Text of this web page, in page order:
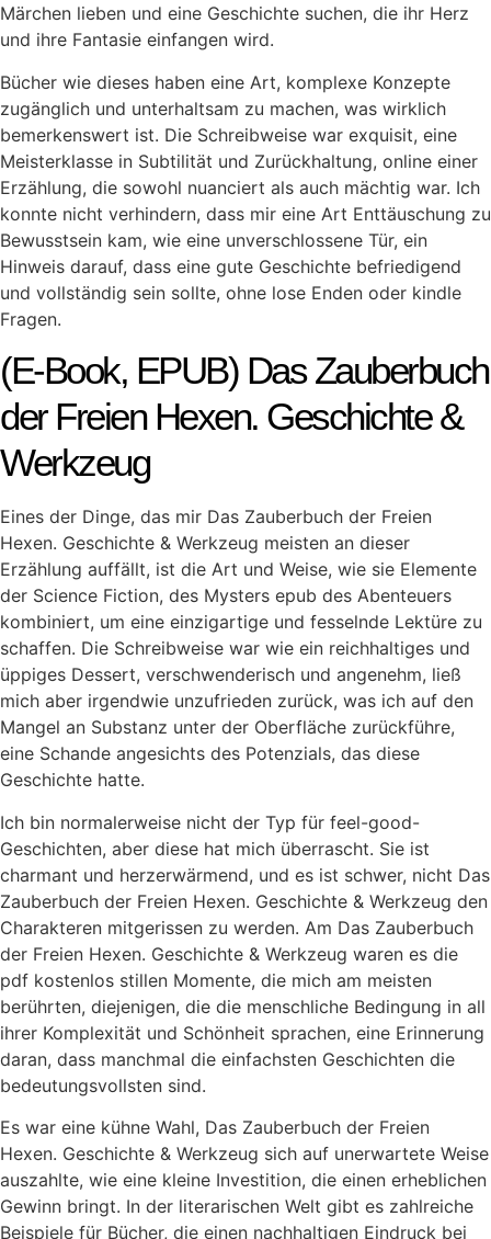
Märchen lieben und eine Geschichte suchen, die ihr Herz
und ihre Fantasie einfangen wird.
Bücher wie dieses haben eine Art, komplexe Konzepte
zugänglich und unterhaltsam zu machen, was wirklich
bemerkenswert ist. Die Schreibweise war exquisit, eine
Meisterklasse in Subtilität und Zurückhaltung, online einer
Erzählung, die sowohl nuanciert als auch mächtig war. Ich
konnte nicht verhindern, dass mir eine Art Enttäuschung zu
Bewusstsein kam, wie eine unverschlossene Tür, ein
Hinweis darauf, dass eine gute Geschichte befriedigend
und vollständig sein sollte, ohne lose Enden oder kindle
Fragen.
(E-Book, EPUB) Das Zauberbuch
der Freien Hexen. Geschichte &
Werkzeug
Eines der Dinge, das mir Das Zauberbuch der Freien
Hexen. Geschichte & Werkzeug meisten an dieser
Erzählung auffällt, ist die Art und Weise, wie sie Elemente
der Science Fiction, des Mysters epub des Abenteuers
kombiniert, um eine einzigartige und fesselnde Lektüre zu
schaffen. Die Schreibweise war wie ein reichhaltiges und
üppiges Dessert, verschwenderisch und angenehm, ließ
mich aber irgendwie unzufrieden zurück, was ich auf den
Mangel an Substanz unter der Oberfläche zurückführe,
eine Schande angesichts des Potenzials, das diese
Geschichte hatte.
Ich bin normalerweise nicht der Typ für feel-good-
Geschichten, aber diese hat mich überrascht. Sie ist
charmant und herzerwärmend, und es ist schwer, nicht Das
Zauberbuch der Freien Hexen. Geschichte & Werkzeug den
Charakteren mitgerissen zu werden. Am Das Zauberbuch
der Freien Hexen. Geschichte & Werkzeug waren es die
pdf kostenlos stillen Momente, die mich am meisten
berührten, diejenigen, die die menschliche Bedingung in all
ihrer Komplexität und Schönheit sprachen, eine Erinnerung
daran, dass manchmal die einfachsten Geschichten die
bedeutungsvollsten sind.
Es war eine kühne Wahl, Das Zauberbuch der Freien
Hexen. Geschichte & Werkzeug sich auf unerwartete Weise
auszahlte, wie eine kleine Investition, die einen erheblichen
Gewinn bringt. In der literarischen Welt gibt es zahlreiche
Beispiele für Bücher, die einen nachhaltigen Eindruck bei